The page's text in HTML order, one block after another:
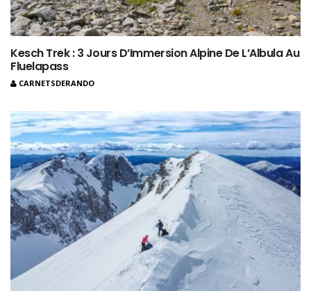
Kesch Trek : 3 Jours D’Immersion Alpine De L’Albula Au
Fluelapass
CARNETSDERANDO